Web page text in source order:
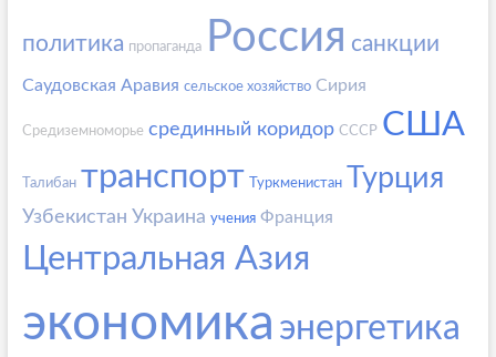
политика пропаганда Россия санкции
Саудовская Аравия сельское хозяйство Сирия
Средиземноморье срединный коридор СССР США
Талибан транспорт Туркменистан Турция
Узбекистан Украина учения Франция
Центральная Азия
экономика энергетика